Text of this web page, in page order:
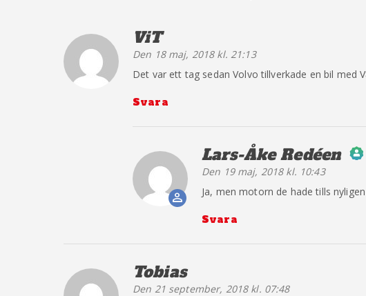
ViTsäger:
Den 18 maj, 2018 kl. 21:13
Det var ett tag sedan Volvo tillverkade en bil med
Svara
Lars-Åke Redéen
The Real Person
Anti-Spam by
Den 19 maj, 2018 kl. 10:43
Ja, men motorn de hade tills
Svara
Tobiassäger:
Den 21 september, 2018 kl. 07:48